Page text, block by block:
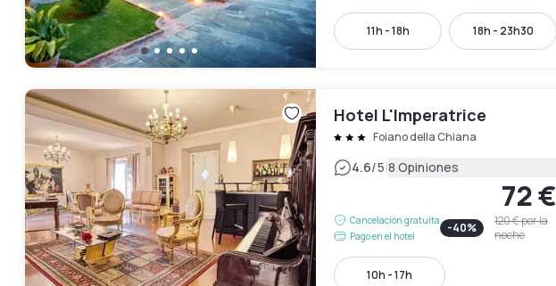
11h - 18h 18h - 23h30
Hotel L'Imperatrice
Foiano della Chiana
4.6/5|8 Opiniones
Cancelación gratuita
Pago en el hotel
72 €
-40% 120 €por la
noche
10h - 17h